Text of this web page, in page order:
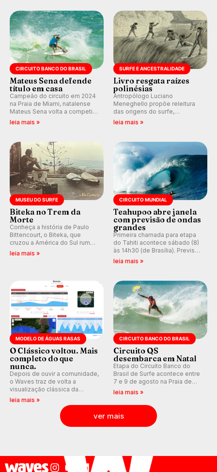
km/h em Itanhaém.
CIRCUITO BANCO DO BRASIL
Mateus Sena defende
título em casa
Campeão do circuito em 2024
na Praia de Miami, natalense
Mateus Sena volta a competir
em casa em busca de manter a
hegemonia potiguar em etapa
leia mais »
SURFE E ANCESTRALIDADE
Livro resgata raízes
polinésias
Antropólogo Luciano
Meneghello propõe releitura
das origens do surfe,
resgatando a cultura polinésia
e questionando a visão
prática em esporte e indústria.
leia mais »
MUSEU DO SURFE
Biteka no Trem da
Morte
Conheça a história de Paulo
Bittencourt, o Biteka, que
cruzou a América do Sul rumo
ao Pacífico em uma jornada
que se tornou um marco de
leia mais »
CIRCUITO MUNDIAL
Teahupoo abre janela
com previsão de ondas
grandes
Primeira chamada para etapa
do Tahiti acontece sábado (8)
às 14h30 (de Brasília). Previsão
indica swell consistente.
Medina embarca para evento e
Kelly Slater convidado.
leia mais »
MODELO DE ÁGUAS RASAS
O Clássico voltou. Mais
completo do que
nunca.
Depois de ouvir a comunidade,
o Waves traz de volta a
visualização clássica da
previsão de águas rasas,
agora integrada à nova
plataforma e com previsão das
ondas para até 16 dias.
leia mais »
CIRCUITO BANCO DO BRASIL
Circuito QS
desembarca em Natal
Etapa do Circuito Banco do
Brasil de Surfe acontece entre
7 e 9 de agosto na Praia de
Miami (RN), em disputas
válidas pelo Qualifying Series
(QS) 4.000 e pela corrida por
vagas no Challenger Series.
leia mais »
ver mais